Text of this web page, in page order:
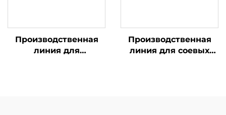
Производственная
линия для
Производственная
линия для соевых